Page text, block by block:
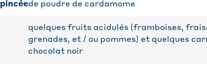
pincéede poudre de cardamome
quelques fruits acidulés (framboises,
grenades, et / ou pommes) et quelques
chocolat noir